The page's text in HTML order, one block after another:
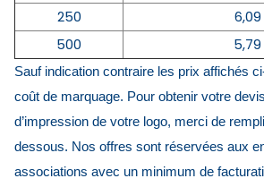
250
500
Sauf indication contraire les prix affichés
coût de marquage. Pour obtenir votre
d’impression de votre logo, merci de
dessous. Nos offres sont réservées aux
associations avec un minimum de